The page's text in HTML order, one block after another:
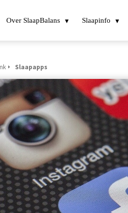
Over SlaapBalans Slaapinfo
Slaapapps